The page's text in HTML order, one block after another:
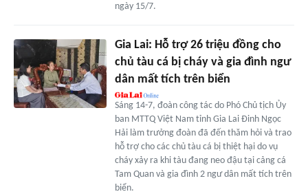
ngày 15/7.
Gia Lai: Hỗ trợ 26 triệu đồng cho
chủ tàu cá bị cháy và gia đình ngư
dân mất tích trên biển
Sáng 14-7, đoàn công tác do Phó Chủ tịch Ủy
ban MTTQ Việt Nam tỉnh Gia Lai Đinh Ngọc
Hải làm trưởng đoàn đã đến thăm hỏi và trao
hỗ trợ cho các chủ tàu cá bị thiệt hại do vụ
cháy xảy ra khi tàu đang neo đậu tại cảng cá
Tam Quan và gia đình 2 ngư dân mất tích trên
biển.